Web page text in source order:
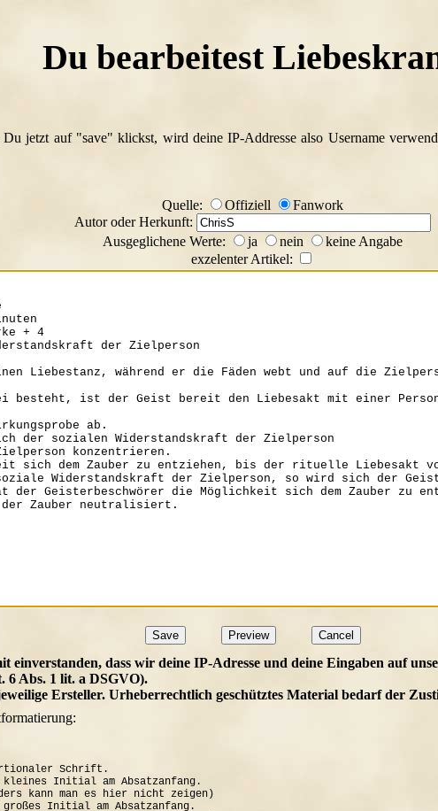
Du bearbeitest
jetzt auf "save" klickst, wird deine IP-Addresse also Username
Quelle:
Offiziell
Fanwork
Autor oder Herkunft:
Ausgeglichene Werte:
ja nein
keine Angabe
exzelenter Artikel:
dass wir deine IP-Adresse und deine Eingaben auf
6 Abs. 1 lit. a DSGVO).
Ersteller. Urheberrechtlich geschütztes Material bedarf der
Schrift.
Initial am Absatzanfang.
kann man es hier nicht zeigen)
Initial am Absatzanfang.